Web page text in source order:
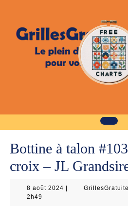
Bottine à talon
croix – JL
8 août 2024 8
2h49